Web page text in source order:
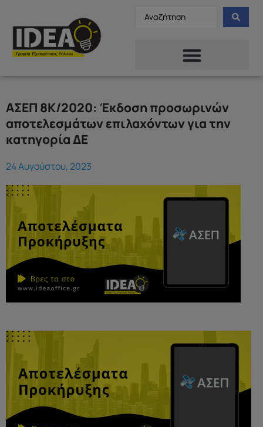
ΑΣΕΠ 8Κ/2020: Έκδοση προσωρινών
αποτελεσμάτων επιλαχόντων για την
κατηγορία ΔΕ
24 Αυγούστου, 2023